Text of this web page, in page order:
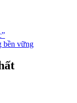
bền vững